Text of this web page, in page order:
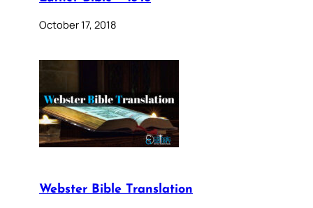
October 17, 2018
Webster Bible Translation